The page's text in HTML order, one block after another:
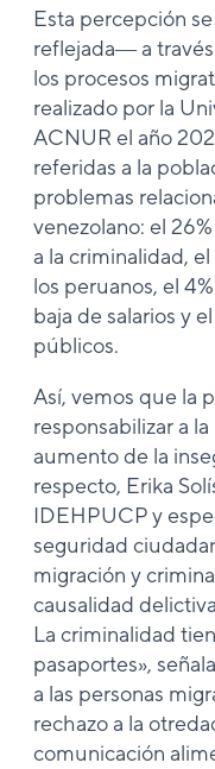
Esta percepción
reflejada― a
los procesos
realizado por la
ACNUR el año
referidas a la
problemas
venezolano: el
a la criminalidad,
los peruanos, el
baja de salarios y
públicos.
Así, vemos que la
responsabilizar a
aumento de la
respecto, Erika
IDEHPUCP y
seguridad
migración y
causalidad
La criminalidad
pasaportes»,
a las personas
rechazo a la
comunicación